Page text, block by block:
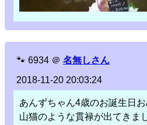
🐾 6934 ＠ 名無しさん
2018-11-20 20:03:24
あんずちゃん4歳のお誕生日お
山猫のような貫禄が出てきま